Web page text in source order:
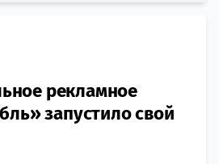
рекламное
запустило свой